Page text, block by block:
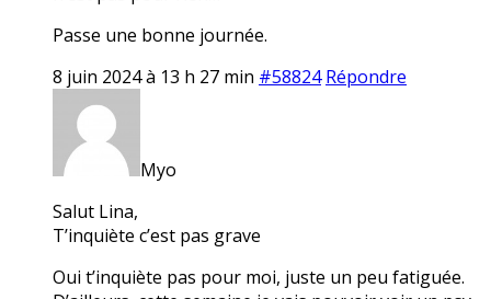
Passe une bonne journée.
8 juin 2024 à 13 h 27 min #58824 Répondre
Myo
Salut Lina,
T’inquiète c’est pas grave
Oui t’inquiète pas pour moi, juste un peu fatiguée.